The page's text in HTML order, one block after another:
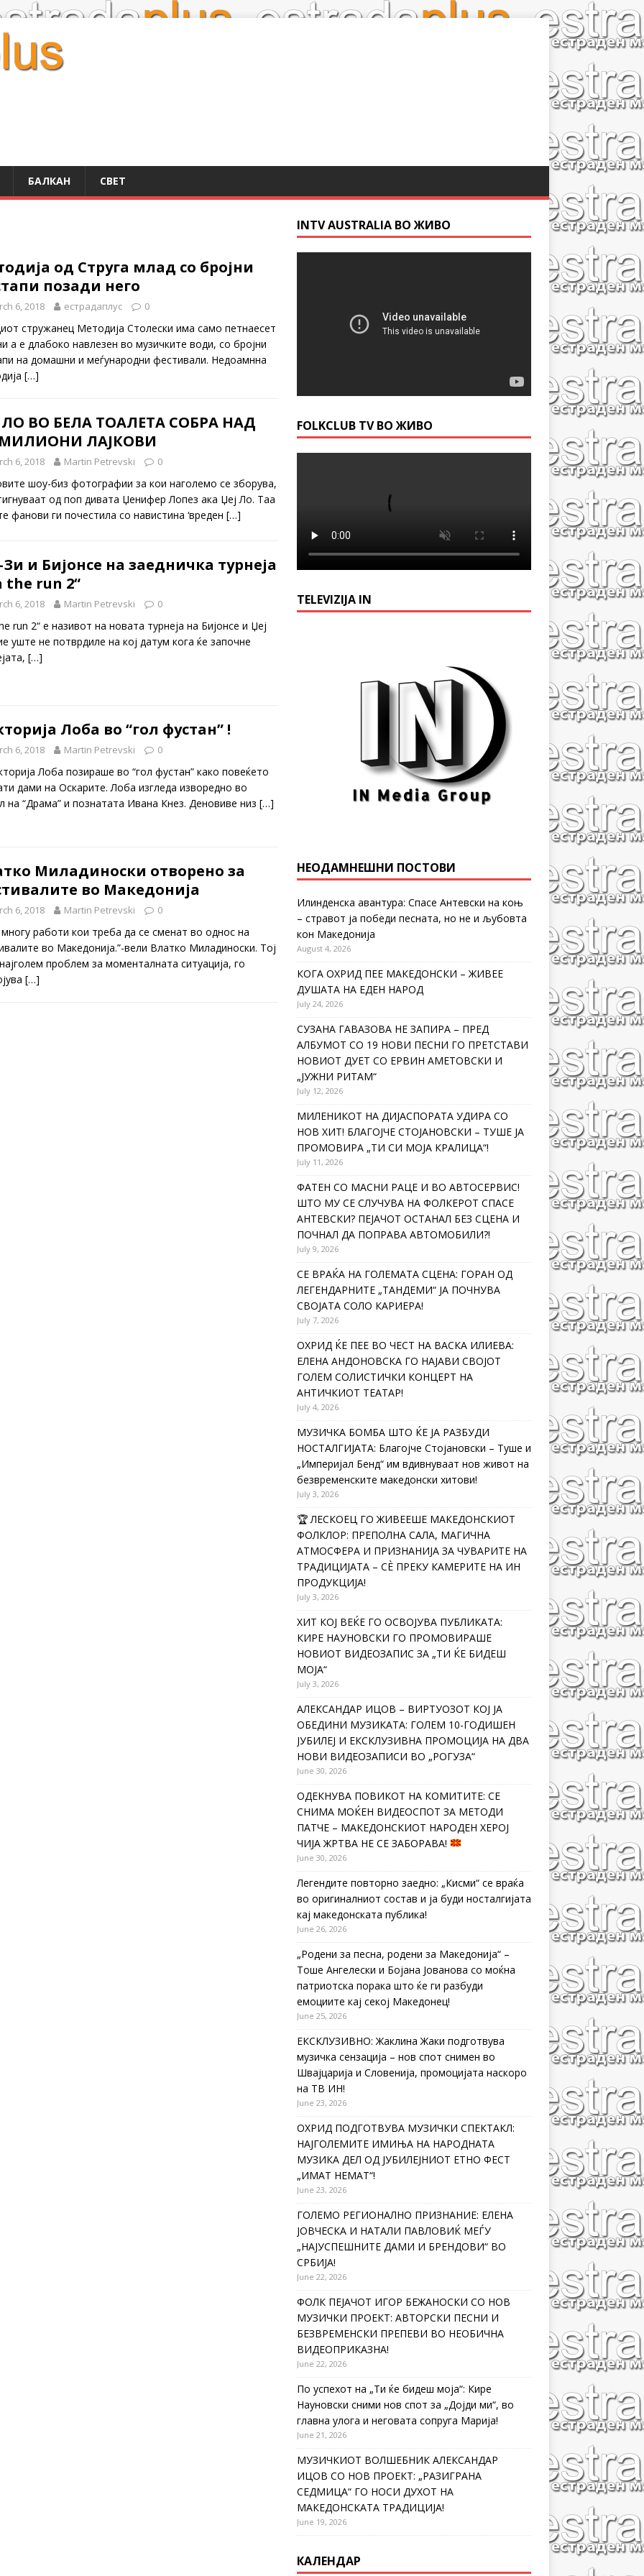
БАЛКАН СВЕТ
од Струга млад со бројни
позади него
6, 2018 естрадаплус 0
стружанец Методија Столески има само петнаесет
а е длабоко навлезен во музичките води, со бројни
на домашни и меѓународни фестивали. Недоамнна
[…]
ЛО ВО БЕЛА ТОАЛЕТА СОБРА НАД
МИЛИОНИ ЛАЈКОВИ
6, 2018 Martin Petrevski 0
шоу-биз фотографии за кои наголемо се зборува,
од поп дивата Џенифер Лопез ака Џеј Ло. Таа
фанови ги почестила со навистина ‘вреден […]
Зи и Бијонсе на заедничка турнеја
the run 2“
6, 2018 Martin Petrevski 0
run 2“ е називот на новата турнеја на Бијонсе и Џеј
уште не потврдиле на кој датум кога ќе започне
[…]
Лоба во “гол фустан” !
6, 2018 Martin Petrevski 0
Лоба позираше во “гол фустан” како повеќето
дами на Оскарите. Лоба изгледа изворедно во
на “Драма” и познатата Ивана Кнез. Деновиве низ […]
Миладиноски отворено за
во Македонија
6, 2018 Martin Petrevski 0
работи кои треба да се сменат во однос на
во Македонија.”-вели Влатко Миладиноски. Тој
проблем за моменталната ситуација, го
[…]
INTV AUSTRALIA ВО ЖИВО
FOLKCLUB TV ВО ЖИВО
TELEVIZIJA IN
НЕОДАМНЕШНИ ПОСТОВИ
Илинденска авантура: Спасе Антевски на коњ
– стравот ја победи песната, но не и љубовта
кон Македонија
August 4, 2026
КОГА ОХРИД ПЕЕ МАКЕДОНСКИ – ЖИВЕЕ
ДУШАТА НА ЕДЕН НАРОД
July 24, 2026
СУЗАНА ГАВАЗОВА НЕ ЗАПИРА – ПРЕД
АЛБУМОТ СО 19 НОВИ ПЕСНИ ГО ПРЕТСТАВИ
НОВИОТ ДУЕТ СО ЕРВИН АМЕТОВСКИ И
„ЈУЖНИ РИТАМ“
July 12, 2026
МИЛЕНИКОТ НА ДИЈАСПОРАТА УДИРА СО
НОВ ХИТ! БЛАГОЈЧЕ СТОЈАНОВСКИ – ТУШЕ ЈА
ПРОМОВИРА „ТИ СИ МОЈА КРАЛИЦА“!
July 11, 2026
ФАТЕН СО МАСНИ РАЦЕ И ВО АВТОСЕРВИС!
ШТО МУ СЕ СЛУЧУВА НА ФОЛКЕРОТ СПАСЕ
АНТЕВСКИ? ПЕЈАЧОТ ОСТАНАЛ БЕЗ СЦЕНА И
ПОЧНАЛ ДА ПОПРАВА АВТОМОБИЛИ?!
July 9, 2026
СЕ ВРАЌА НА ГОЛЕМАТА СЦЕНА: ГОРАН ОД
ЛЕГЕНДАРНИТЕ „ТАНДЕМИ“ ЈА ПОЧНУВА
СВОЈАТА СОЛО КАРИЕРА!
July 7, 2026
ОХРИД ЌЕ ПЕЕ ВО ЧЕСТ НА ВАСКА ИЛИЕВА:
ЕЛЕНА АНДОНОВСКА ГО НАЈАВИ СВОЈОТ
ГОЛЕМ СОЛИСТИЧКИ КОНЦЕРТ НА
АНТИЧКИОТ ТЕАТАР!
July 4, 2026
МУЗИЧКА БОМБА ШТО ЌЕ ЈА РАЗБУДИ
НОСТАЛГИЈАТА: Благојче Стојановски – Туше и
„Империјал Бенд“ им вдивнуваат нов живот на
безвременските македонски хитови!
July 3, 2026
🏆 ЛЕСКОЕЦ ГО ЖИВЕЕШЕ МАКЕДОНСКИОТ
ФОЛКЛОР: ПРЕПОЛНА САЛА, МАГИЧНА
АТМОСФЕРА И ПРИЗНАНИЈА ЗА ЧУВАРИТЕ НА
ТРАДИЦИЈАТА – СÈ ПРЕКУ КАМЕРИТЕ НА ИН
ПРОДУКЦИЈА!
July 3, 2026
ХИТ КОЈ ВЕЌЕ ГО ОСВОЈУВА ПУБЛИКАТА:
КИРЕ НАУНОВСКИ ГО ПРОМОВИРАШЕ
НОВИОТ ВИДЕОЗАПИС ЗА „ТИ ЌЕ БИДЕШ
МОЈА“
July 3, 2026
АЛЕКСАНДАР ИЦОВ – ВИРТУОЗОТ КОЈ ЈА
ОБЕДИНИ МУЗИКАТА: ГОЛЕМ 10-ГОДИШЕН
ЈУБИЛЕЈ И ЕКСКЛУЗИВНА ПРОМОЦИЈА НА ДВА
НОВИ ВИДЕОЗАПИСИ ВО „РОГУЗА“
June 30, 2026
ОДЕКНУВА ПОВИКОТ НА КОМИТИТЕ: СЕ
СНИМА МОЌЕН ВИДЕОСПОТ ЗА МЕТОДИ
ПАТЧЕ – МАКЕДОНСКИОТ НАРОДЕН ХЕРОЈ
ЧИЈА ЖРТВА НЕ СЕ ЗАБОРАВА!
June 30, 2026
Легендите повторно заедно: „Кисми“ се враќа
во оригиналниот состав и ја буди носталгијата
кај македонската публика!
June 26, 2026
„Родени за песна, родени за Македонија“ –
Тоше Ангелески и Бојана Јованова со моќна
патриотска порака што ќе ги разбуди
емоциите кај секој Македонец!
June 25, 2026
ЕКСКЛУЗИВНО: Жаклина Жаки подготвува
музичка сензација – нов спот снимен во
Швајцарија и Словенија, промоцијата наскоро
на ТВ ИН!
June 23, 2026
ОХРИД ПОДГОТВУВА МУЗИЧКИ СПЕКТАКЛ:
НАЈГОЛЕМИТЕ ИМИЊА НА НАРОДНАТА
МУЗИКА ДЕЛ ОД ЈУБИЛЕЈНИОТ ЕТНО ФЕСТ
„ИМАТ НЕМАТ“!
June 23, 2026
ГОЛЕМО РЕГИОНАЛНО ПРИЗНАНИЕ: ЕЛЕНА
ЈОВЧЕСКА И НАТАЛИ ПАВЛОВИЌ МЕЃУ
„НАЈУСПЕШНИТЕ ДАМИ И БРЕНДОВИ“ ВО
СРБИЈА!
June 22, 2026
ФОЛК ПЕЈАЧОТ ИГОР БЕЖАНОСКИ СО НОВ
МУЗИЧКИ ПРОЕКТ: АВТОРСКИ ПЕСНИ И
БЕЗВРЕМЕНСКИ ПРЕПЕВИ ВО НЕОБИЧНА
ВИДЕОПРИКАЗНА!
June 22, 2026
По успехот на „Ти ќе бидеш моја“: Кире
Науновски сними нов спот за „Дојди ми“, во
главна улога и неговата сопруга Марија!
June 21, 2026
МУЗИЧКИОТ ВОЛШЕБНИК АЛЕКСАНДАР
ИЦОВ СО НОВ ПРОЕКТ: „РАЗИГРАНА
СЕДМИЦА“ ГО НОСИ ДУХОТ НА
МАКЕДОНСКАТА ТРАДИЦИЈА!
June 19, 2026
КАЛЕНДАР